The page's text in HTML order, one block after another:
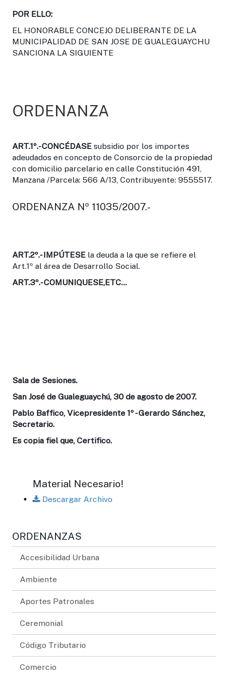
POR ELLO:
EL HONORABLE CONCEJO DELIBERANTE DE LA
MUNICIPALIDAD DE SAN JOSE DE GUALEGUAYCHU
SANCIONA LA SIGUIENTE
ORDENANZA
ART.1º.-CONCÉDASE subsidio por los importes
adeudados en concepto de Consorcio de la propiedad
con domicilio parcelario en calle Constitución 491,
Manzana /Parcela: 566 A/13, Contribuyente: 9555517.
ORDENANZA Nº 11035/2007.-
ART.2º.-IMPÚTESE la deuda a la que se refiere el
Art.1º al área de Desarrollo Social.
ART.3º.-COMUNIQUESE,ETC...
Sala de Sesiones.
San José de Gualeguaychú, 30 de agosto de 2007.
Pablo Baffico, Vicepresidente 1º - Gerardo Sánchez,
Secretario.
Es copia fiel que, Certifico.
Material Necesario!
Descargar Archivo
ORDENANZAS
Accesibilidad Urbana
Ambiente
Aportes Patronales
Ceremonial
Código Tributario
Comercio